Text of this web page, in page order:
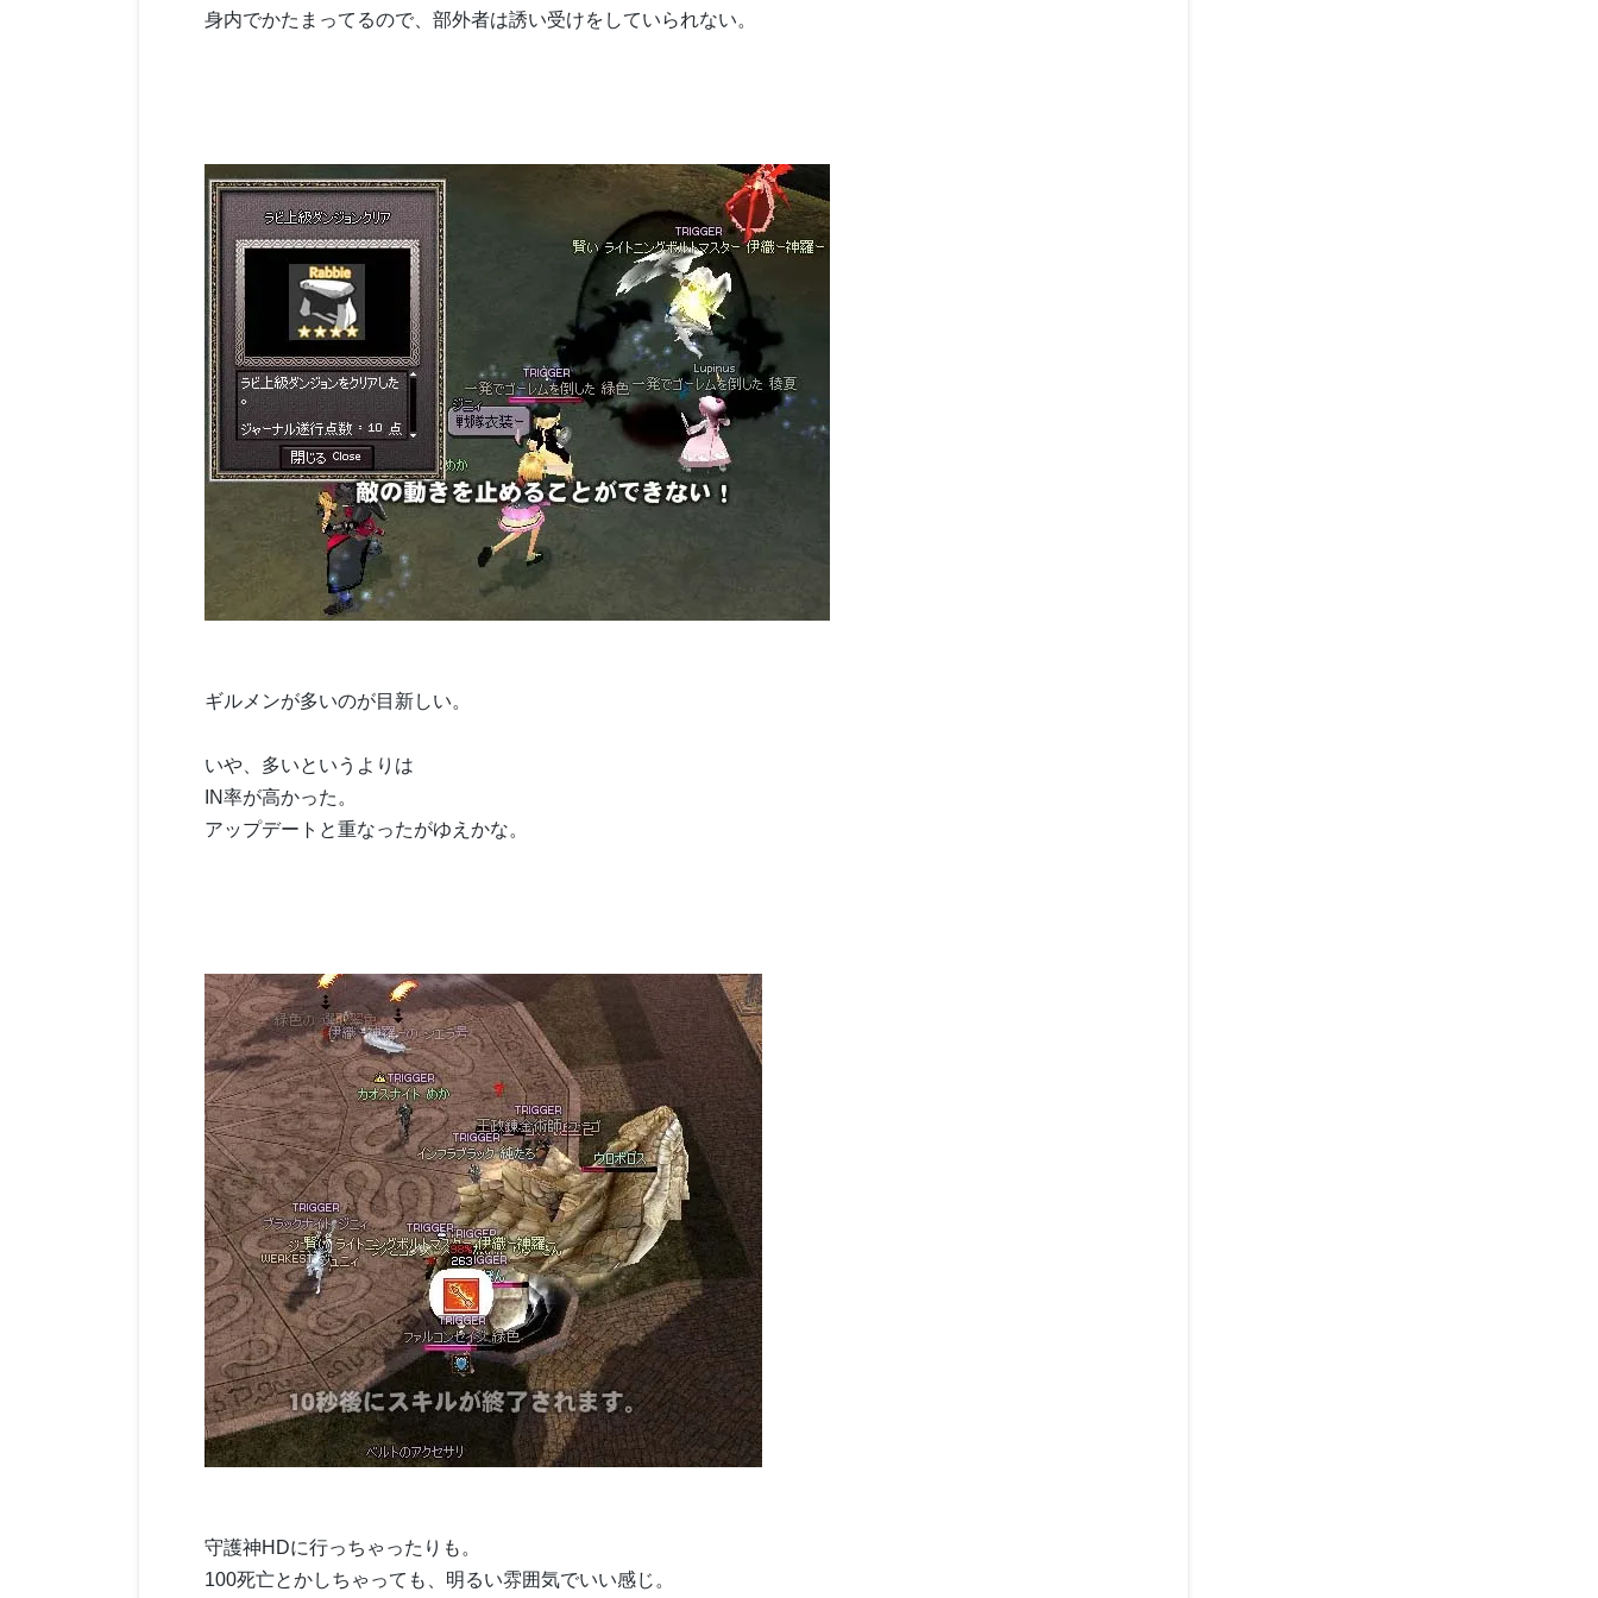
身内でかたまってるので、部外者は誘い受けをしていられない。
ギルメンが多いのが目新しい。
いや、多いというよりは
IN率が高かった。
アップデートと重なったがゆえかな。
守護神HDに行っちゃったりも。
100死亡とかしちゃっても、明るい雰囲気でいい感じ。